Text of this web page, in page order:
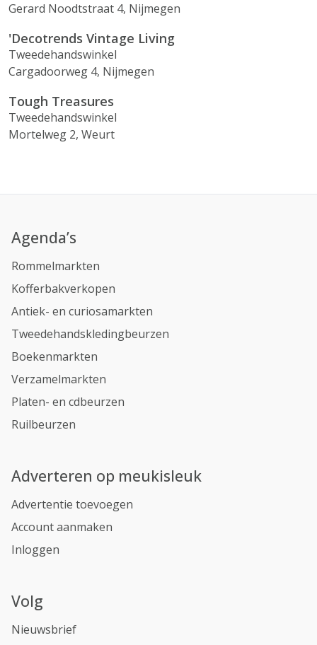
Gerard Noodtstraat 4, Nijmegen
'Decotrends Vintage Living
Tweedehandswinkel
Cargadoorweg 4, Nijmegen
Tough Treasures
Tweedehandswinkel
Mortelweg 2, Weurt
Agenda’s
Rommelmarkten
Kofferbakverkopen
Antiek- en curiosamarkten
Tweedehandskledingbeurzen
Boekenmarkten
Verzamelmarkten
Platen- en cdbeurzen
Ruilbeurzen
Adverteren op meukisleuk
Advertentie toevoegen
Account aanmaken
Inloggen
Volg
Nieuwsbrief